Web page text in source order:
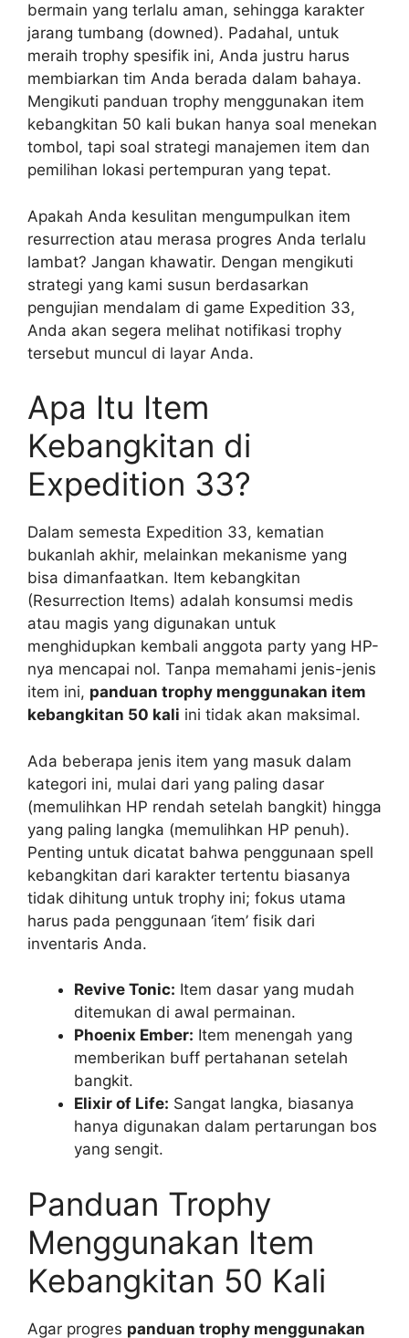
bermain yang terlalu aman, sehingga karakter
jarang tumbang (downed). Padahal, untuk
meraih trophy spesifik ini, Anda justru harus
membiarkan tim Anda berada dalam bahaya.
Mengikuti panduan trophy menggunakan item
kebangkitan 50 kali bukan hanya soal menekan
tombol, tapi soal strategi manajemen item dan
pemilihan lokasi pertempuran yang tepat.
Apakah Anda kesulitan mengumpulkan item
resurrection atau merasa progres Anda terlalu
lambat? Jangan khawatir. Dengan mengikuti
strategi yang kami susun berdasarkan
pengujian mendalam di game Expedition 33,
Anda akan segera melihat notifikasi trophy
tersebut muncul di layar Anda.
Apa Itu Item
Kebangkitan di
Expedition 33?
Dalam semesta Expedition 33, kematian
bukanlah akhir, melainkan mekanisme yang
bisa dimanfaatkan. Item kebangkitan
(Resurrection Items) adalah konsumsi medis
atau magis yang digunakan untuk
menghidupkan kembali anggota party yang HP-
nya mencapai nol. Tanpa memahami jenis-jenis
item ini, panduan trophy menggunakan item
kebangkitan 50 kali ini tidak akan maksimal.
Ada beberapa jenis item yang masuk dalam
kategori ini, mulai dari yang paling dasar
(memulihkan HP rendah setelah bangkit) hingga
yang paling langka (memulihkan HP penuh).
Penting untuk dicatat bahwa penggunaan spell
kebangkitan dari karakter tertentu biasanya
tidak dihitung untuk trophy ini; fokus utama
harus pada penggunaan ‘item’ fisik dari
inventaris Anda.
Revive Tonic: Item dasar yang mudah
ditemukan di awal permainan.
Phoenix Ember: Item menengah yang
memberikan buff pertahanan setelah
bangkit.
Elixir of Life: Sangat langka, biasanya
hanya digunakan dalam pertarungan bos
yang sengit.
Panduan Trophy
Menggunakan Item
Kebangkitan 50 Kali
Agar progres panduan trophy menggunakan